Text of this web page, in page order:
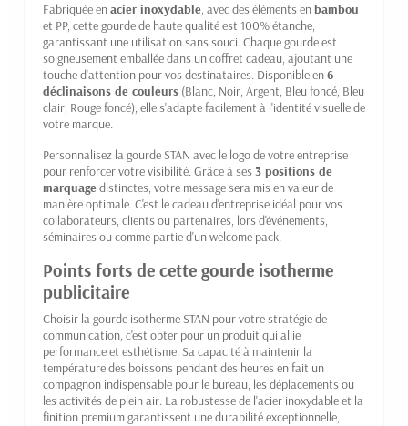
Fabriquée enacier inoxydable, avec des éléments enbambou
et PP, cette gourde de haute qualité est 100% étanche,
garantissant une utilisation sans souci. Chaque gourde est
soigneusement emballée dans un coffret cadeau, ajoutant une
touche d'attention pour vos destinataires. Disponible en6
déclinaisons de couleurs (Blanc, Noir, Argent, Bleu foncé, Bleu
clair, Rouge foncé), elle s'adapte facilement à l'identité visuelle de
votre marque.
Personnalisez la gourde STAN avec le logo de votre entreprise
pour renforcer votre visibilité. Grâce à ses3 positions de
marquagedistinctes, votre message sera mis en valeur de
manière optimale. C'est le cadeau d'entreprise idéal pour vos
collaborateurs, clients ou partenaires, lors d'événements,
séminaires ou comme partie d'un welcome pack.
Points forts de cette gourde isotherme
publicitaire
Choisir la gourde isotherme STAN pour votre stratégie de
communication, c'est opter pour un produit qui allie
performance et esthétisme. Sa capacité à maintenir la
température des boissons pendant des heures en fait un
compagnon indispensable pour le bureau, les déplacements ou
les activités de plein air. La robustesse de l'acier inoxydable et la
finition premium garantissent une durabilité exceptionnelle,